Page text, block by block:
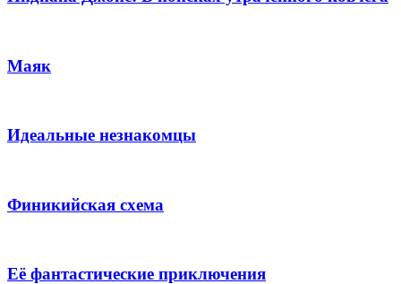
Маяк
Идеальные незнакомцы
Финикийская схема
Её фантастические приключения